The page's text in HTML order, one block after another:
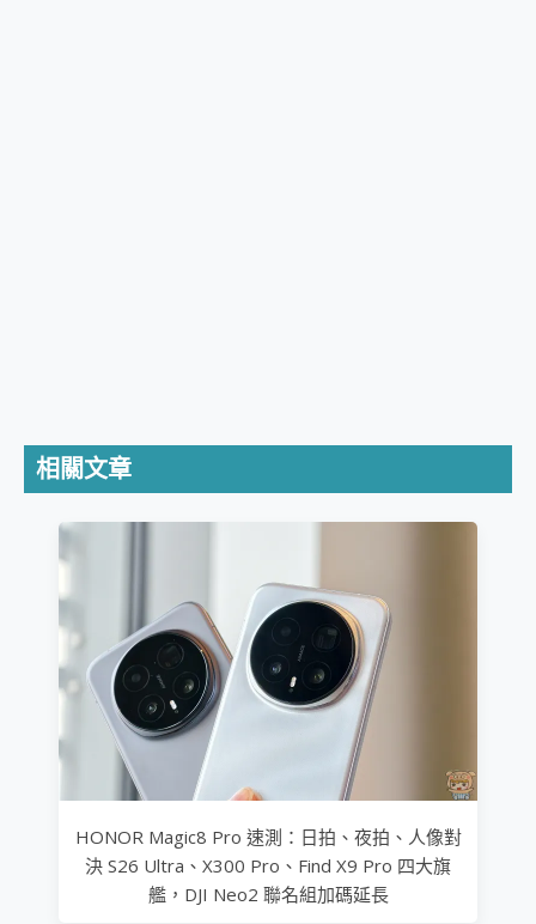
相關文章
HONOR Magic8 Pro 速測：日拍、夜拍、人像對
決 S26 Ultra、X300 Pro、Find X9 Pro 四大旗
艦，DJI Neo2 聯名組加碼延長